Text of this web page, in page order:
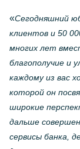
«Сегодняшний
клиентов и 50
многих лет
благополучие и
каждому из вас
которой он
широкие
дальше
сервисы банка,